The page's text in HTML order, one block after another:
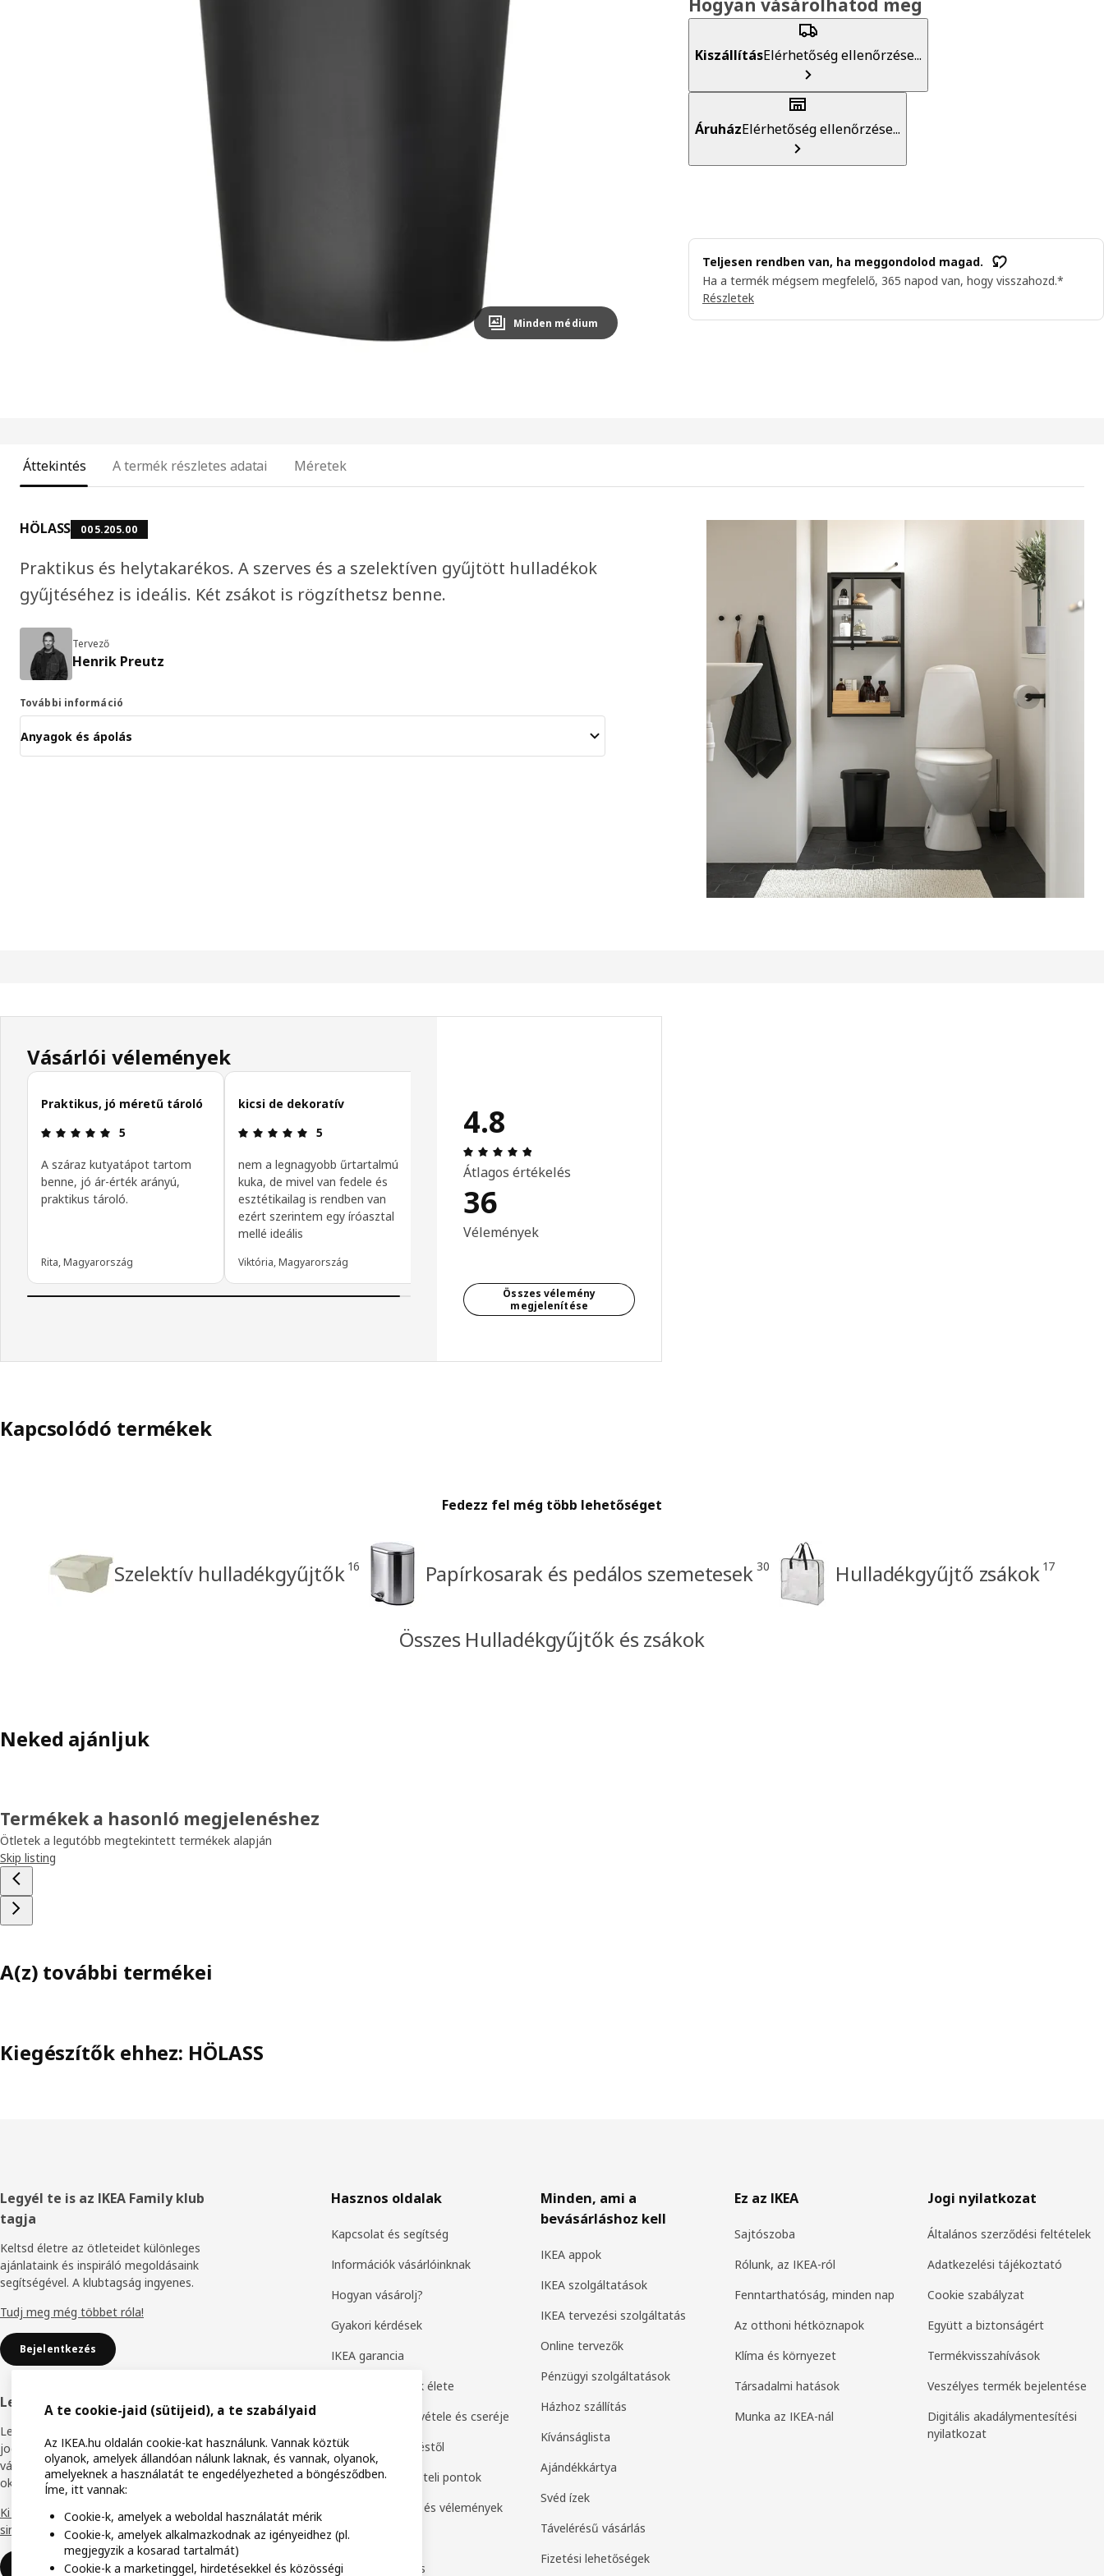
Image zoomed out, normal view
Minden médium
KiszállításElérhetőség ellenőrzése...
ÁruházElérhetőség ellenőrzése...
Teljesen rendben van, ha meggondolod magad.
Ha a termék mégsem megfelelő, 365 napod van, hogy visszahozd.*
Részletek
Áttekintés A termék részletes adatai Méretek
HÖLASS 005.205.00
Praktikus és helytakarékos. A szerves és a szelektíven gyűjtött hulladékok
gyűjtéséhez is ideális. Két zsákot is rögzíthetsz benne.
Tervező
Henrik Preutz
További információ
Anyagok és ápolás
Vásárlói vélemények
Vásárlói vélemények kihagyása
Praktikus, jó méretű tároló
Értékelés: 5 / 5 csillagok.
5
A száraz kutyatápot tartom
benne, jó ár-érték arányú,
praktikus tároló.
Rita, Magyarország
kicsi de dekoratív
Értékelés: 5 / 5 csillagok.
5
nem a legnagyobb űrtartalmú
kuka, de mivel van fedele és
esztétikailag is rendben van
ezért szerintem egy íróasztal
mellé ideális
Viktória, Magyarország
4.8
Átlagos értékelés
36
Vélemények
Összes vélemény
megjelenítése
Kapcsolódó termékek
Fedezz fel még több lehetőséget
Szelektív hulladékgyűjtők 16 Papírkosarak és pedálos szemetesek 30 Hulladékgyűjtő zsákok 17
Összes Hulladékgyűjtők és zsákok
Neked ajánljuk
Termékek a hasonló megjelenéshez
Ötletek a legutóbb megtekintett termékek alapján
Skip listing
A(z) további termékei
Kiegészítők ehhez: HÖLASS
Élőláb
Legyél te is az IKEA Family klub
tagja
Keltsd életre az ötleteidet különleges
ajánlataink és inspiráló megoldásaink
segítségével. A klubtagság ingyenes.
Tudj meg még többet róla!
Bejelentkezés
Legyél IKEA Business Network tag
Legyél törzsvásárlói programunk tagja, hogy
jogosulttá válj különböző kedvezményekre,
vásárlói előnyökre és hozzáférj online
oktatási anyagainkhoz.
Ki mondta, hogy az üzlet világban semmi
sincs ingyen?
Miért legyél IKEA Business Network
tag?
Hasznos oldalak
Kapcsolat és segítség
Információk vásárlóinknak
Hogyan vásárolj?
Gyakori kérdések
IKEA garancia
Bútorok második élete
Termékek visszavétele és cseréje
Elállás a szerződéstől
Áruházak és átvételi pontok
Termékértékelés és vélemények
IKEA Family
IKEA for Business
Minden, ami a
bevásárláshoz kell
IKEA appok
IKEA szolgáltatások
IKEA tervezési szolgáltatás
Online tervezők
Pénzügyi szolgáltatások
Házhoz szállítás
Kívánságlista
Ajándékkártya
Svéd ízek
Távelérésű vásárlás
Fizetési lehetőségek
Ez az IKEA
Sajtószoba
Rólunk, az IKEA-ról
Fenntarthatóság, minden nap
Az otthoni hétköznapok
Klíma és környezet
Társadalmi hatások
Munka az IKEA-nál
Jogi nyilatkozat
Általános szerződési feltételek
Adatkezelési tájékoztató
Cookie szabályzat
Együtt a biztonságért
Termékvisszahívások
Veszélyes termék bejelentése
Digitális akadálymentesítési
nyilatkozat
A te cookie-jaid (sütijeid), a te szabályaid
Az IKEA.hu oldalán cookie-kat használunk. Vannak köztük
olyanok, amelyek állandóan nálunk laknak, és vannak, olyanok,
amelyeknek a használatát te engedélyezheted a böngésződben.
Íme, itt vannak:
Cookie-k, amelyek a weboldal használatát mérik
Cookie-k, amelyek alkalmazkodnak az igényeidhez (pl.
megjegyzik a kosarad tartalmát)
Cookie-k a marketinggel, hirdetésekkel és közösségi